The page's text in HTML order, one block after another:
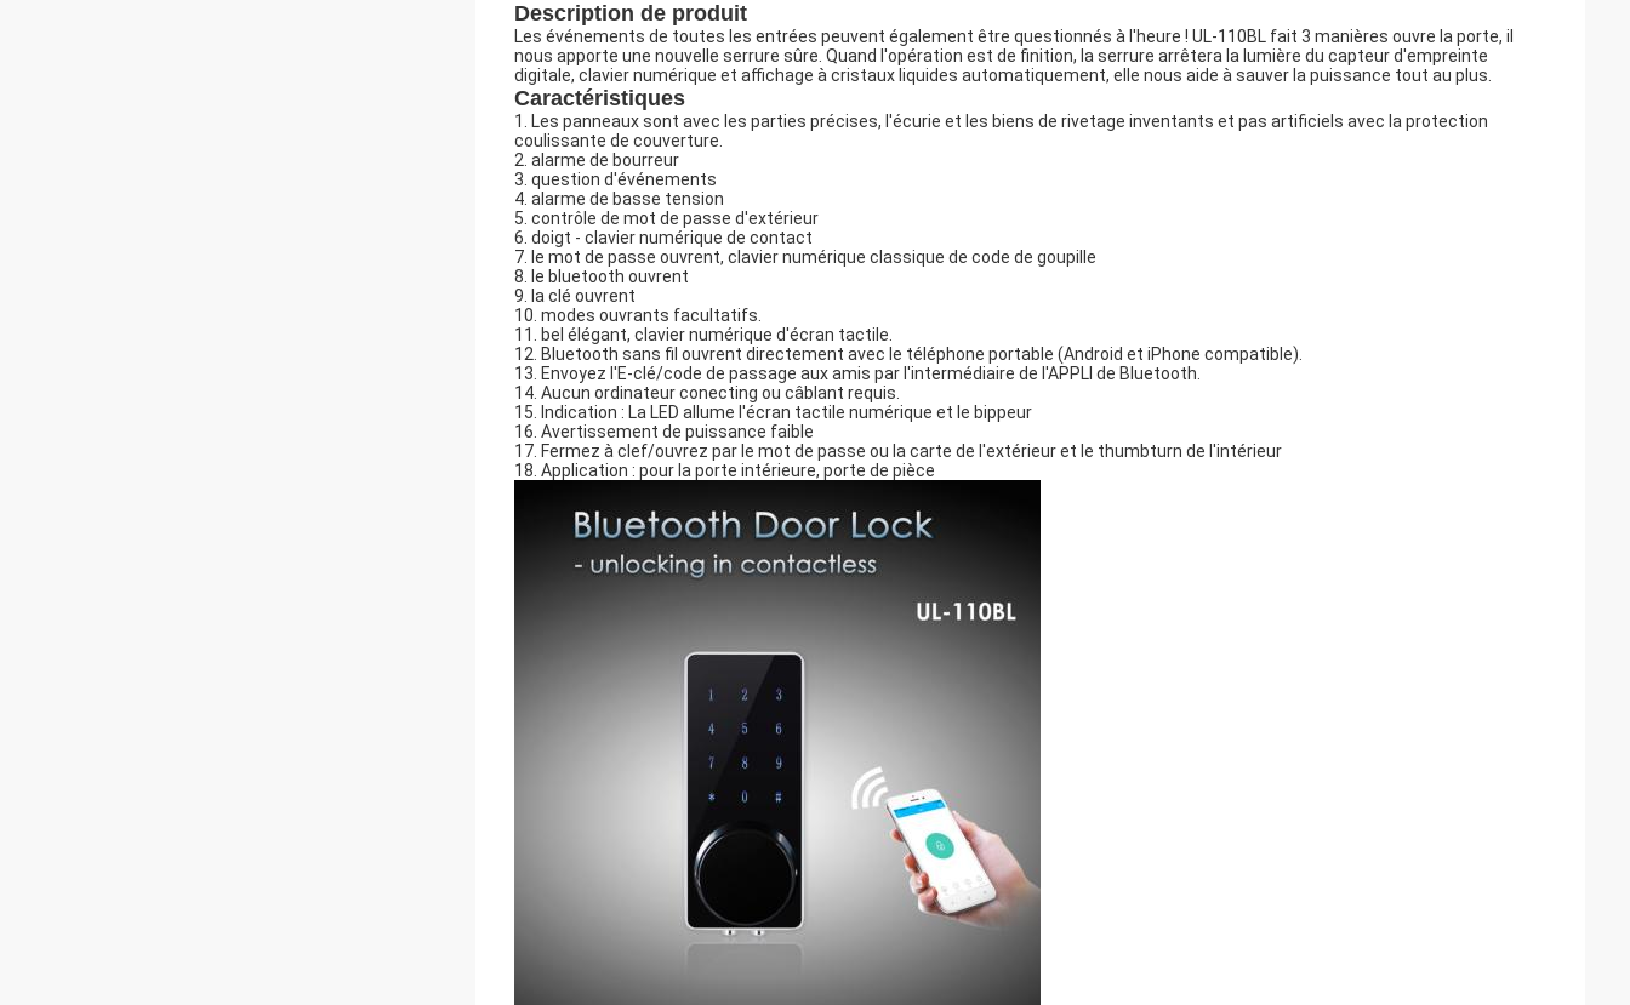
Description de produit
Les événements de toutes les entrées peuvent également être questionnés à l'heure ! UL-110BL fait 3 manières ouvre la porte, il
nous apporte une nouvelle serrure sûre. Quand l'opération est de finition, la serrure arrêtera la lumière du capteur d'empreinte
digitale, clavier numérique et affichage à cristaux liquides automatiquement, elle nous aide à sauver la puissance tout au plus.
Caractéristiques
1. Les panneaux sont avec les parties précises, l'écurie et les biens de rivetage inventants et pas artificiels avec la protection
coulissante de couverture.
2. alarme de bourreur
3. question d'événements
4. alarme de basse tension
5. contrôle de mot de passe d'extérieur
6. doigt - clavier numérique de contact
7. le mot de passe ouvrent, clavier numérique classique de code de goupille
8. le bluetooth ouvrent
9. la clé ouvrent
10. modes ouvrants facultatifs.
11. bel élégant, clavier numérique d'écran tactile.
12. Bluetooth sans fil ouvrent directement avec le téléphone portable (Android et iPhone compatible).
13. Envoyez l'E-clé/code de passage aux amis par l'intermédiaire de l'APPLI de Bluetooth.
14. Aucun ordinateur conecting ou câblant requis.
15. Indication : La LED allume l'écran tactile numérique et le bippeur
16. Avertissement de puissance faible
17. Fermez à clef/ouvrez par le mot de passe ou la carte de l'extérieur et le thumbturn de l'intérieur
18. Application : pour la porte intérieure, porte de pièce